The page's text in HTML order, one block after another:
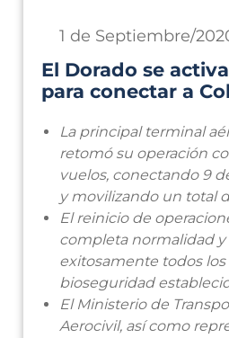
1 de Septiembre/
El Dorado se
para conectar a
La principal terminal
retomó su operación
vuelos, conectando 9
y movilizando un total
El reinicio de
completa normalidad
exitosamente todos
bioseguridad
El Ministerio de
Aerocivil, así como